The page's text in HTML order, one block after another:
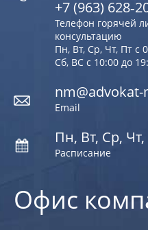
Офис
+7 (963)
Телефон горячей
консультацию
Пн, Вт, Ср, Чт, Пт с
Сб, ВС с 10:00 до
Email
Пн, Вт, Ср,
Расписание